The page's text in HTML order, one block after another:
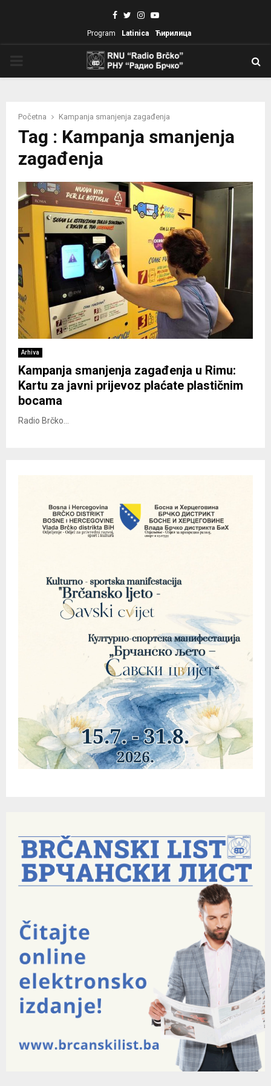
Facebook
TwitterInstagram
Youtube
Program Latinica Ћирилица
Početna Kampanja smanjenja zagađenja
Tag : Kampanja smanjenja
zagađenja
Arhiva
Kampanja smanjenja zagađenja u Rimu:
Kartu za javni prijevoz plaćate plastičnim
bocama
Radio Brčko...